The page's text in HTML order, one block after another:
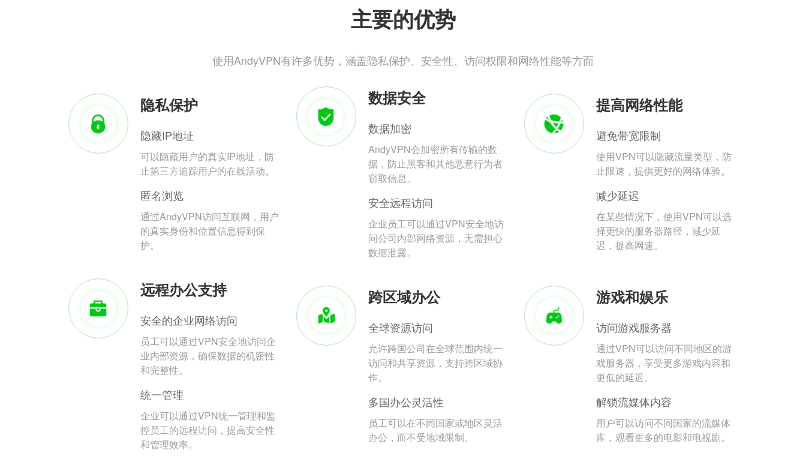
主要的优势
使用AndyVPN有许多优势，涵盖隐私保护、安全性、访问权限和网络性能等方面
隐私保护
隐藏IP地址
可以隐藏用户的真实IP地址，防
止第三方追踪用户的在线活动。
匿名浏览
通过AndyVPN访问互联网，用户
的真实身份和位置信息得到保
护。
数据安全
数据加密
AndyVPN会加密所有传输的数
据，防止黑客和其他恶意行为者
窃取信息。
安全远程访问
企业员工可以通过VPN安全地访
问公司内部网络资源，无需担心
数据泄露。
提高网络性能
避免带宽限制
使用VPN可以隐藏流量类型，防
止限速，提供更好的网络体验。
减少延迟
在某些情况下，使用VPN可以选
择更快的服务器路径，减少延
迟，提高网速。
远程办公支持
安全的企业网络访问
员工可以通过VPN安全地访问企
业内部资源，确保数据的机密性
和完整性。
统一管理
企业可以通过VPN统一管理和监
控员工的远程访问，提高安全性
和管理效率。
跨区域办公
全球资源访问
允许跨国公司在全球范围内统一
访问和共享资源，支持跨区域协
作。
多国办公灵活性
员工可以在不同国家或地区灵活
办公，而不受地域限制。
游戏和娱乐
访问游戏服务器
通过VPN可以访问不同地区的游
戏服务器，享受更多游戏内容和
更低的延迟。
解锁流媒体内容
用户可以访问不同国家的流媒体
库，观看更多的电影和电视剧。